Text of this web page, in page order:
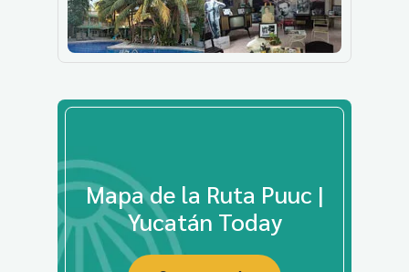
Mapa de la Ruta Puuc |
Yucatán Today